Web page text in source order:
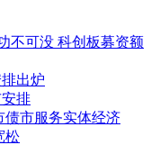
不可没 科创板募资额
出炉
排
债市服务实体经济
松